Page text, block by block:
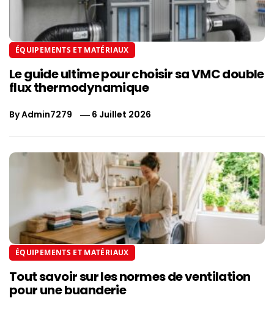
ÉQUIPEMENTS ET MATÉRIAUX
Le guide ultime pour choisir sa VMC double
flux thermodynamique
ByAdmin7279 6 Juillet 2026
ÉQUIPEMENTS ET MATÉRIAUX
Tout savoir sur les normes de ventilation
pour une buanderie